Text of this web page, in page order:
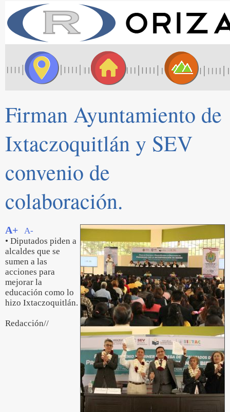
Firman Ayuntamiento de
Ixtaczoquitlán y SEV
convenio de
colaboración.
A+
A-
• Diputados piden a
alcaldes que se
sumen a las
acciones para
mejorar la
educación como lo
hizo Ixtaczoquitlán.
Redacción//